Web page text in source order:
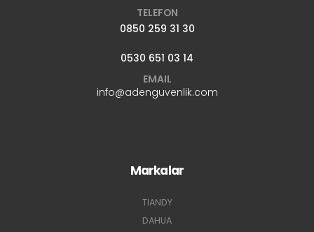
TELEFON
0850 259 31 30
0530 651 03 14
EMAIL
info@adenguvenlik.com
Markalar
TIANDY
DAHUA